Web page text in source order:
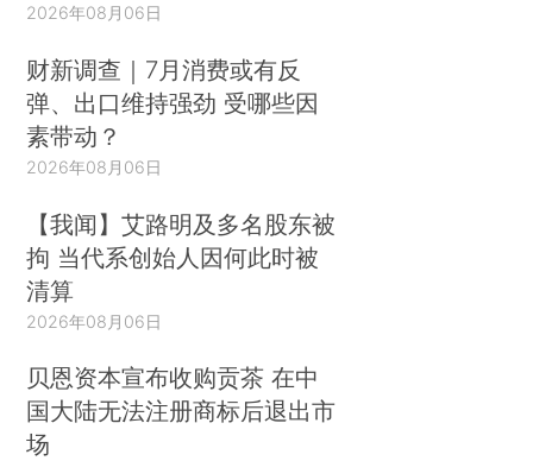
2026年08月06日
财新调查｜7月消费或有反
弹、出口维持强劲 受哪些因
素带动？
2026年08月06日
【我闻】艾路明及多名股东被
拘 当代系创始人因何此时被
清算
2026年08月06日
贝恩资本宣布收购贡茶 在中
国大陆无法注册商标后退出市
场